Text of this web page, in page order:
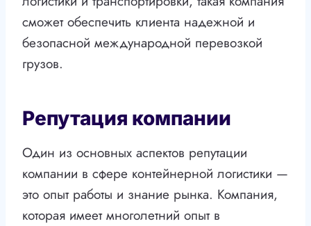
сможет обеспечить клиента надежной и
безопасной международной перевозкой
грузов.
Репутация компании
Один из основных аспектов репутации
компании в сфере контейнерной логистики —
это опыт работы и знание рынка. Компания,
которая имеет многолетний опыт в